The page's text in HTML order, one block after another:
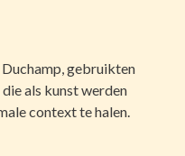
gebruikten
als kunst werden
context te halen.